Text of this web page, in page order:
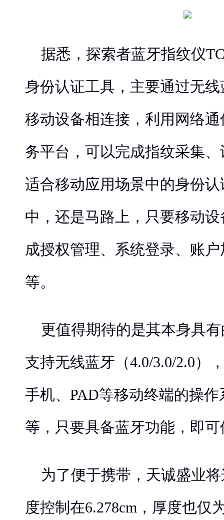
据悉，探索者蓝牙指纹仪
身份认证工具，主要通过无
移动设备相连接，利用网络
务平台，可以完成指纹采集
适合移动应用场景中的身份
中，还是马路上，只要移动
成授权管理、系统登录、账
等。
更值得期待的是其本身具
支持无线蓝牙（4.0/3.0/2.0）
手机、PAD等移动终端的操
等，只要具备蓝牙功能，即
为了便于携带，天诚盛业
度控制在6.278cm，厚度也仅